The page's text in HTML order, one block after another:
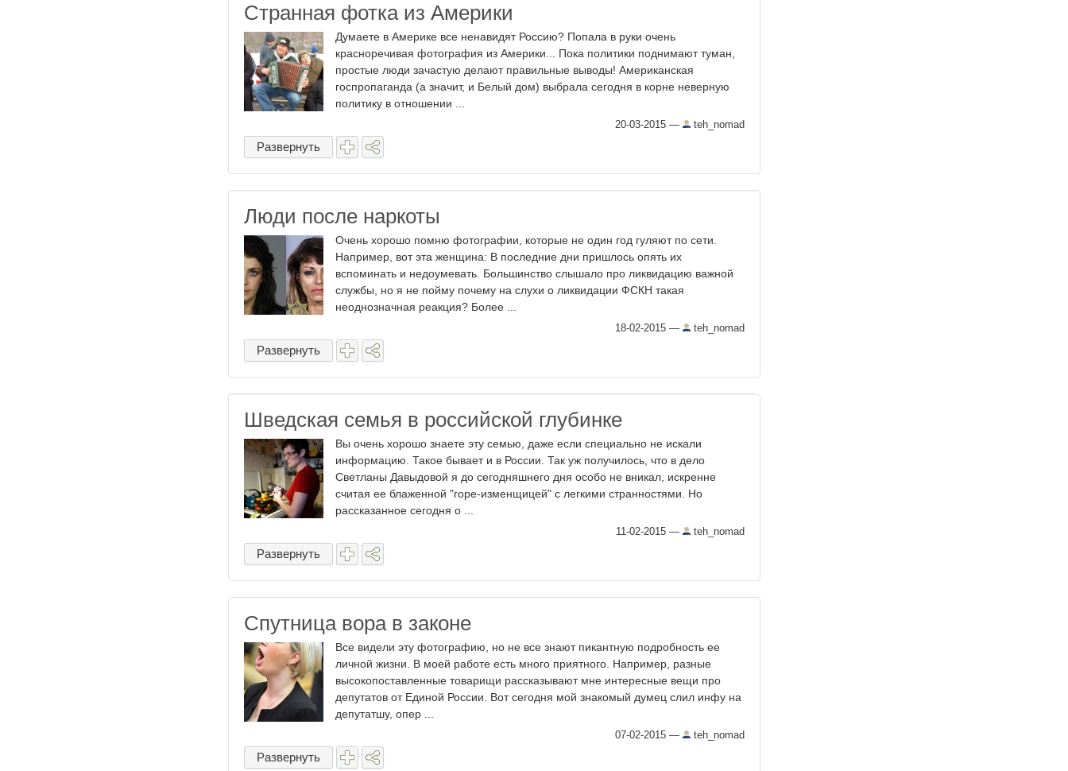
Странная фотка из Америки
Думаете в Америке все ненавидят Россию? Попала в руки очень
красноречивая фотография из Америки... Пока политики поднимают туман,
простые люди зачастую делают правильные выводы! Американская
госпропаганда (а значит, и Белый дом) выбрала сегодня в корне неверную
политику в отношении ...
20-03-2015 — teh_nomad
Развернуть
Люди после наркоты
Очень хорошо помню фотографии, которые не один год гуляют по сети.
Например, вот эта женщина: В последние дни пришлось опять их
вспоминать и недоумевать. Большинство слышало про ликвидацию важной
службы, но я не пойму почему на слухи о ликвидации ФСКН такая
неоднозначная реакция? Более ...
18-02-2015 — teh_nomad
Развернуть
Шведская семья в российской глубинке
Вы очень хорошо знаете эту семью, даже если специально не искали
информацию. Такое бывает и в России. Так уж получилось, что в дело
Светланы Давыдовой я до сегодняшнего дня особо не вникал, искренне
считая ее блаженной "горе-изменщицей" с легкими странностями. Но
рассказанное сегодня о ...
11-02-2015 — teh_nomad
Развернуть
Спутница вора в законе
Все видели эту фотографию, но не все знают пикантную подробность ее
личной жизни. В моей работе есть много приятного. Например, разные
высокопоставленные товарищи рассказывают мне интересные вещи про
депутатов от Единой России. Вот сегодня мой знакомый думец слил инфу на
депутатшу, опер ...
07-02-2015 — teh_nomad
Развернуть